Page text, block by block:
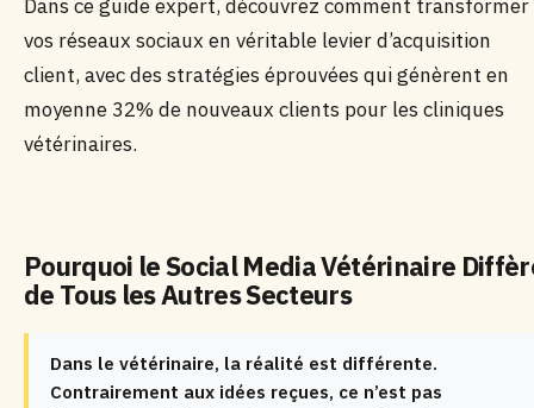
Dans ce guide expert, découvrez comment transformer
vos réseaux sociaux en véritable levier d’acquisition
client, avec des stratégies éprouvées qui génèrent en
moyenne 32% de nouveaux clients pour les cliniques
vétérinaires.
Pourquoi le Social Media Vétérinaire
de Tous les Autres Secteurs
Dans le vétérinaire, la réalité est différente.
Contrairement aux idées reçues, ce n’est pas